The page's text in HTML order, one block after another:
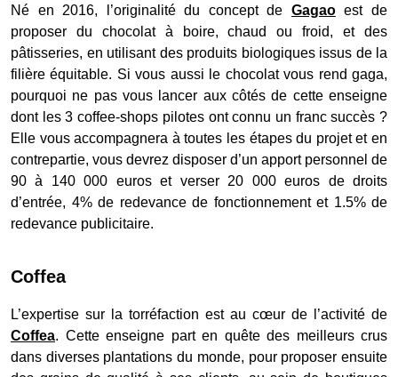
Né en 2016, l’originalité du concept de Gagaoest de
proposer du chocolat à boire, chaud ou froid, et des
pâtisseries, en utilisant des produits biologiques issus de la
filière équitable. Si vous aussi le chocolat vous rend gaga,
pourquoi ne pas vous lancer aux côtés de cette enseigne
dont les 3 coffee-shops pilotes ont connu un franc succès ?
Elle vous accompagnera à toutes les étapes du projet et en
contrepartie, vous devrez disposer d’un apport personnel de
90 à 140 000 euros et verser 20 000 euros de droits
d’entrée, 4% de redevance de fonctionnement et 1.5% de
redevance publicitaire.
Coffea
L’expertise sur la torréfaction est au cœur de l’activité de
Coffea. Cette enseigne part en quête des meilleurs crus
dans diverses plantations du monde, pour proposer ensuite